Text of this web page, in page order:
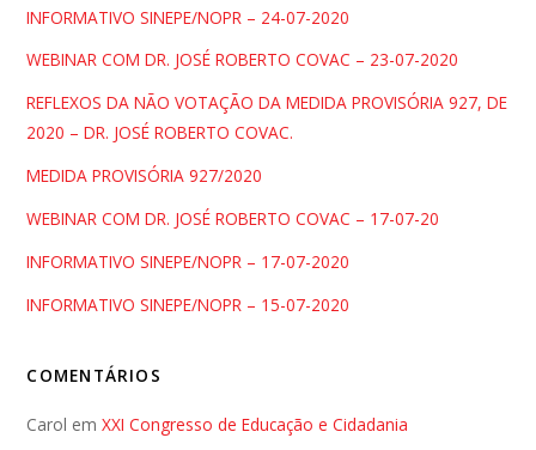
INFORMATIVO SINEPE/NOPR – 24-07-2020
WEBINAR COM DR. JOSÉ ROBERTO COVAC – 23-07-2020
REFLEXOS DA NÃO VOTAÇÃO DA MEDIDA PROVISÓRIA 927, DE
2020 – DR. JOSÉ ROBERTO COVAC.
MEDIDA PROVISÓRIA 927/2020
WEBINAR COM DR. JOSÉ ROBERTO COVAC – 17-07-20
INFORMATIVO SINEPE/NOPR – 17-07-2020
INFORMATIVO SINEPE/NOPR – 15-07-2020
COMENTÁRIOS
Carol emXXI Congresso de Educação e Cidadania